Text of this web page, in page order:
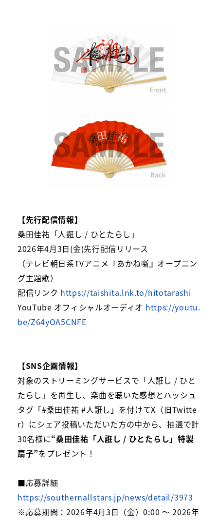
【先行配信情報】
桑田佳祐「人誑し / ひとたらし」
2026年4月3日(金)先行配信リリース
（テレビ朝日系TVアニメ『あかね噺』オープニン
グ主題歌）
配信リンク https://taishita.lnk.to/hitotarashi
YouTube オフィシャルオーディオ https://youtu.
be/Z64yOA5CNFE
【SNS企画情報】
対象のストリーミングサービスで「人誑し / ひと
たらし」を再生し、楽曲を聴いた感想とハッシュ
タグ「#桑田佳祐 #人誑し」を付けてX（旧Twitte
r）にシェア投稿いただいた方の中から、抽選で計
30名様に“桑田佳祐「人誑し / ひとたらし」特製
扇子”をプレゼント！
■応募詳細
https://southernallstars.jp/news/detail/3973
※応募期間：2026年4月3日（金）0:00 〜 2026年